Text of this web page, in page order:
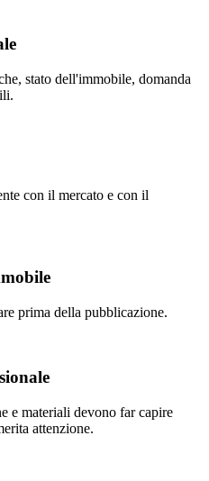
stato dell'immobile, domanda
con il mercato e con il
prima della pubblicazione.
e materiali devono far capire
attenzione.